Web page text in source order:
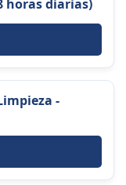
horas diarias)
-